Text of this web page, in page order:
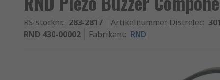
RS-stocknr.: 283-2817 Artikelnummer Distrelec:
RND 430-00002
Fabrikant: RND